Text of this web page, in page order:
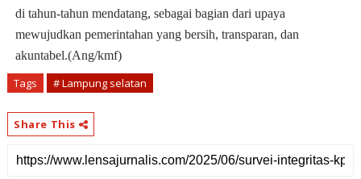
di tahun-tahun mendatang, sebagai bagian dari upaya
mewujudkan pemerintahan yang bersih, transparan, dan
akuntabel.(Ang/kmf)
Tags # Lampung selatan
Share This